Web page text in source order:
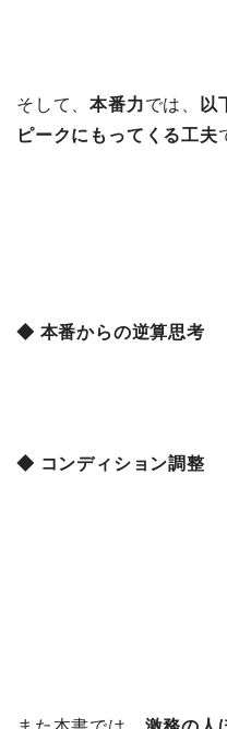
そして、本番力では、 以
ピークにもってくる工夫
◆ 本番からの逆算思考
◆ コンディション調整